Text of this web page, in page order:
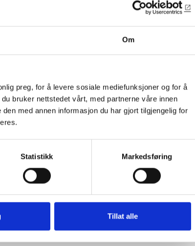
Om
preg, for å levere sosiale mediefunksjoner og for å
bruker nettstedet vårt, med partnerne våre innen
med annen informasjon du har gjort tilgjengelig for
Statistikk Markedsføring
Tillat alle
Produktet kan lages i mange
men vi har ikke mulighet til å
av profil,
tilpassede lengder og annet kan vi
Ta gjerne kontakt for mer